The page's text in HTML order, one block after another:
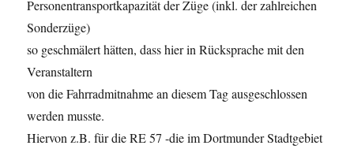
Personentransportkapazität der Züge (inkl. der zahlreichen
Sonderzüge)
so geschmälert hätten, dass hier in Rücksprache mit den
Veranstaltern
von die Fahrradmitnahme an diesem Tag ausgeschlossen
werden musste.
Hiervon z.B. für die RE 57 -die im Dortmunder Stadtgebiet